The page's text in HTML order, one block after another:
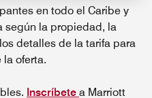
en todo el Caribe y
según la propiedad, la
detalles de la tarifa para
oferta.
Inscríbete a Marriott